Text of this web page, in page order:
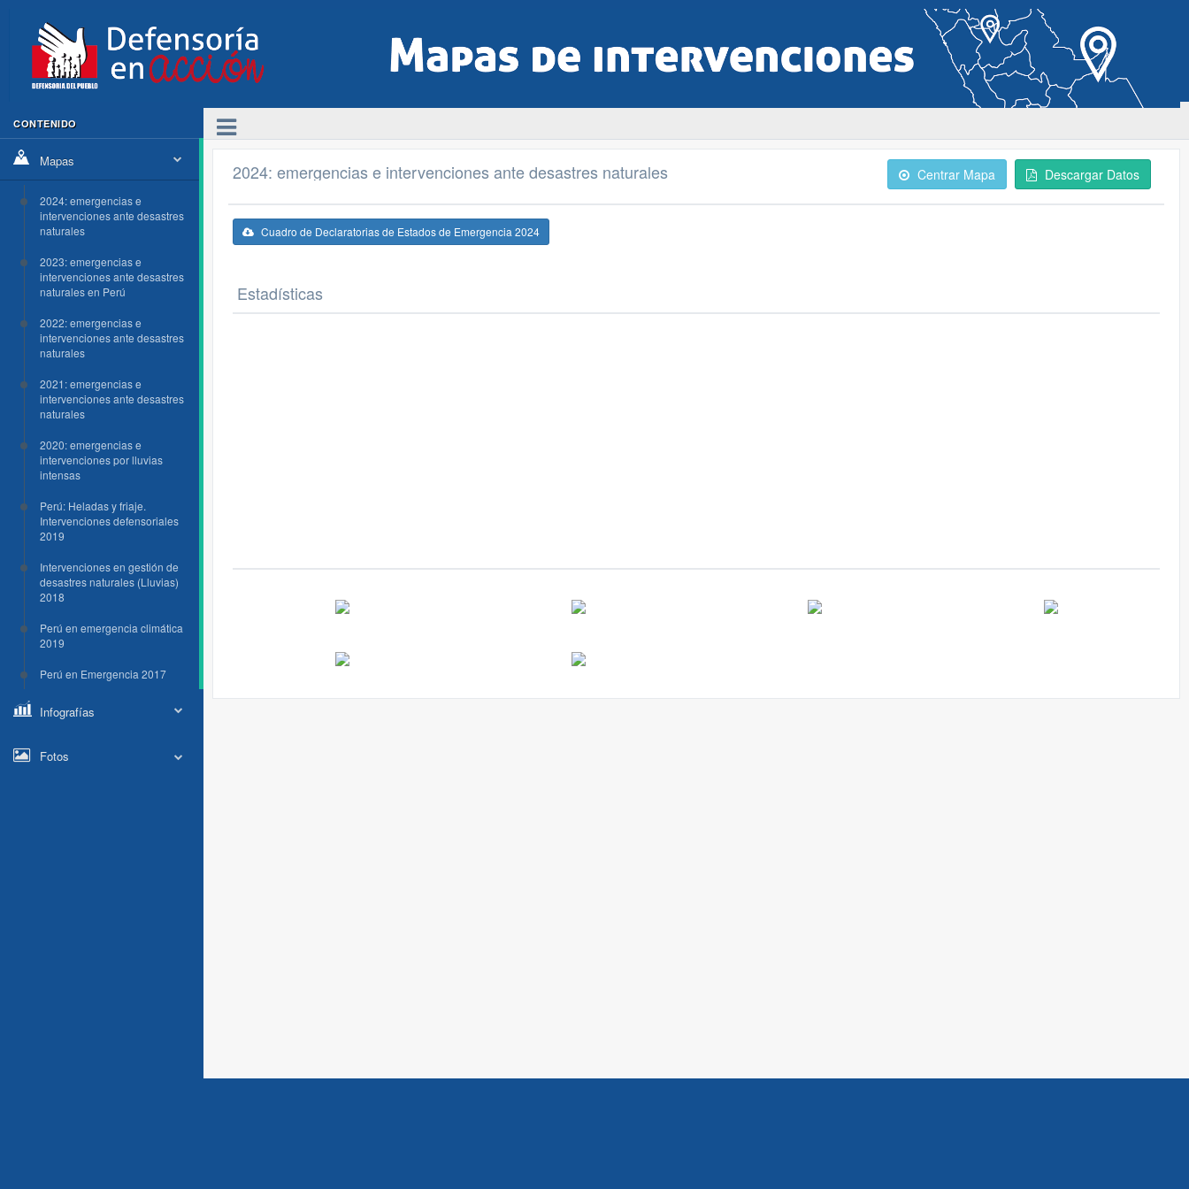
CONTENIDO
Mapas
2024: emergencias e
intervenciones ante desastres
naturales
2023: emergencias e
intervenciones ante desastres
naturales en Perú
2022: emergencias e
intervenciones ante desastres
naturales
2021: emergencias e
intervenciones ante desastres
naturales
2020: emergencias e
intervenciones por lluvias
intensas
Perú: Heladas y friaje.
Intervenciones defensoriales
2019
Intervenciones en gestión de
desastres naturales (Lluvias)
2018
Perú en emergencia climática
2019
Perú en Emergencia 2017
Infografías
Fotos
2024: emergencias e intervenciones ante desastres naturales Centrar Mapa Descargar Datos
Cuadro de Declaratorias de Estados de Emergencia 2024
Estadísticas